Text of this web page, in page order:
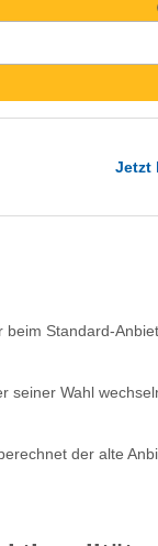
Jetzt
Standard-
Wahl
der alte